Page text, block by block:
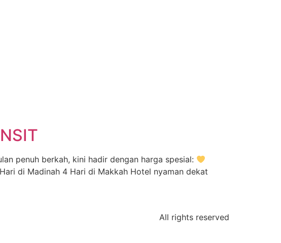
penuh berkah, kini hadir dengan harga spesial:
di Madinah 4 Hari di Makkah Hotel nyaman dekat
All rights reserved